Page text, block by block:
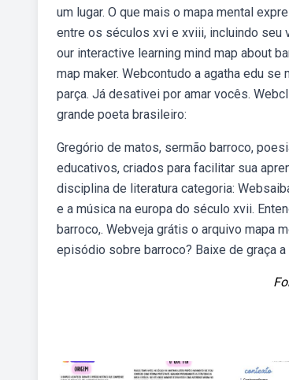
um lugar. O que mais o mapa mental
entre os séculos xvi e xviii, incluindo seu
our interactive learning mind map about
map maker. Webcontudo a agatha edu
parça. Já desativei por amar vocês.
grande poeta brasileiro:
Gregório de matos, sermão barroco,
educativos, criados para facilitar sua
disciplina de literatura categoria:
e a música na europa do século xvii.
barroco,. Webveja grátis o arquivo mapa
episódio sobre barroco? Baixe de graça